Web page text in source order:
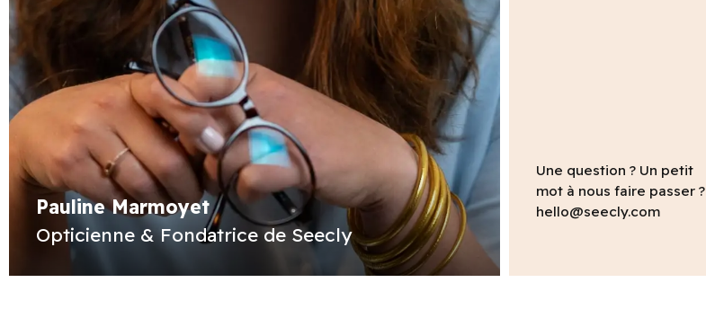
Pauline Marmoyet
Opticienne & Fondatrice de Seecly
Une question ? Un petit
mot à nous faire passer ?
hello@seecly.com